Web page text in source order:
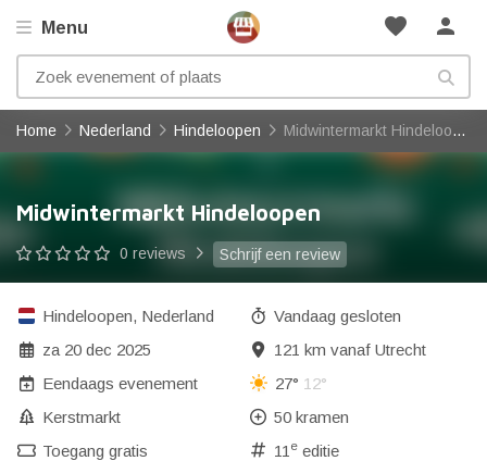
favorite person
Menu
Home Nederland Hindeloopen Midwintermarkt Hindeloopen
Midwintermarkt Hindeloopen
0 reviews Schrijf een review
Hindeloopen, Nederland
za 20 dec 2025
Eendaags evenement
Kerstmarkt
Toegang gratis
Vandaag gesloten
121 km vanaf Utrecht
27° 12°
50 kramen
11 eeditie